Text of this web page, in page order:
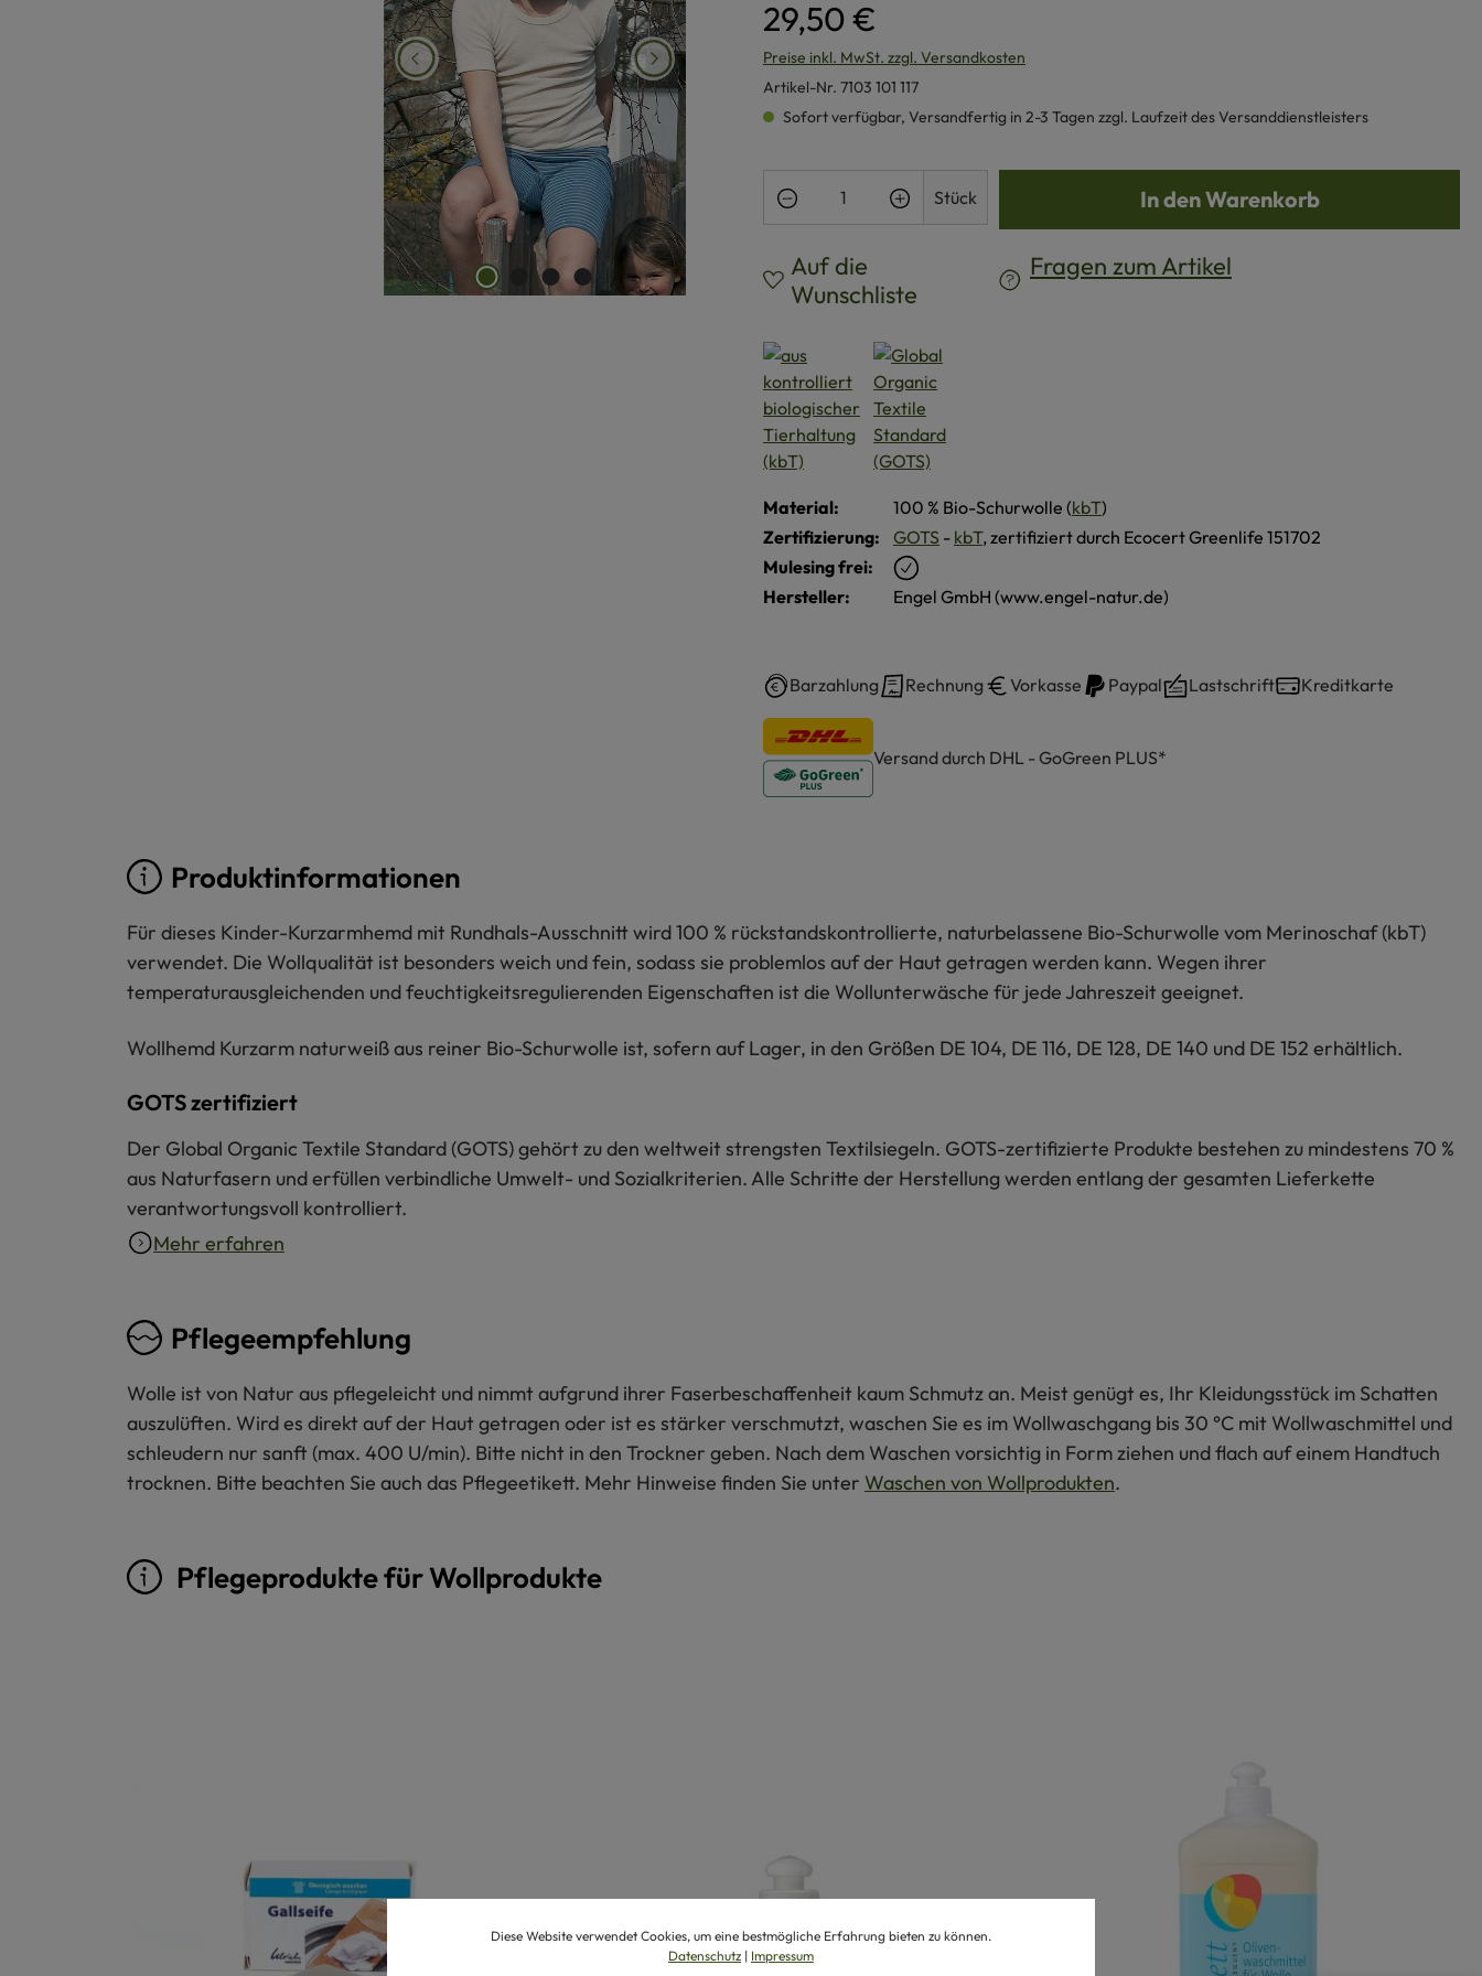
29,50 €
Preise inkl. MwSt. zzgl. Versandkosten
Artikel-Nr. 7103 101 117
Sofort verfügbar, Versandfertig in 2-3 Tagen zzgl. Laufzeit des Versanddienstleisters
Produkt Anzahl: Gib den gewünschten Wert ein oder
Stück In den Warenkorb
Auf die
Wunschliste
Fragen zum Artikel
Material: 100 % Bio-Schurwolle (kbT)
Zertifizierung:
GOTS - kbT, zertifiziert durch Ecocert Greenlife 151702
Mulesing frei:
Hersteller:
Engel GmbH (www.engel-natur.de)
Barzahlung Rechnung Vorkasse Paypal Lastschrift Kreditkarte
Versand durch DHL - GoGreen PLUS*
Produktinformationen
Für dieses Kinder-Kurzarmhemd mit Rundhals-Ausschnitt wird 100 % rückstandskontrollierte, naturbelassene Bio-Schurwolle vom Merinoschaf (kbT)
verwendet. Die Wollqualität ist besonders weich und fein, sodass sie problemlos auf der Haut getragen werden kann. Wegen ihrer
temperaturausgleichenden und feuchtigkeitsregulierenden Eigenschaften ist die Wollunterwäsche für jede Jahreszeit geeignet.
Wollhemd Kurzarm naturweiß aus reiner Bio-Schurwolle ist, sofern auf Lager, in den Größen DE 104, DE 116, DE 128, DE 140 und DE 152 erhältlich.
GOTS zertifiziert
Der Global Organic Textile Standard (GOTS) gehört zu den weltweit strengsten Textilsiegeln. GOTS-zertifizierte Produkte bestehen zu mindestens 70 %
aus Naturfasern und erfüllen verbindliche Umwelt- und Sozialkriterien. Alle Schritte der Herstellung werden entlang der gesamten Lieferkette
verantwortungsvoll kontrolliert.
Mehr erfahren
Pflegeempfehlung
Wolle ist von Natur aus pflegeleicht und nimmt aufgrund ihrer Faserbeschaffenheit kaum Schmutz an. Meist genügt es, Ihr Kleidungsstück im Schatten
auszulüften. Wird es direkt auf der Haut getragen oder ist es stärker verschmutzt, waschen Sie es im Wollwaschgang bis 30 °C mit Wollwaschmittel und
schleudern nur sanft (max. 400 U/min). Bitte nicht in den Trockner geben. Nach dem Waschen vorsichtig in Form ziehen und flach auf einem Handtuch
trocknen. Bitte beachten Sie auch das Pflegeetikett. Mehr Hinweise finden Sie unter Waschen von Wollprodukten.
Pflegeprodukte für Wollprodukte
Diese Website verwendet Cookies, um eine bestmögliche Erfahrung bieten zu können.
Datenschutz | Impressum